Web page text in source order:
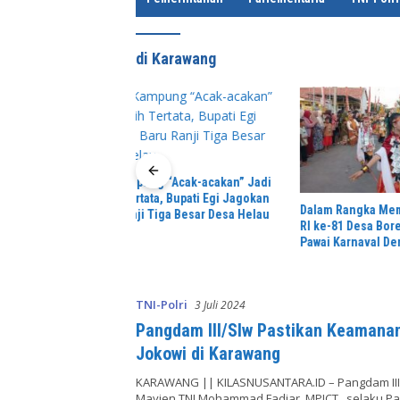
e
di Karawang
Dalam Rangka Memeriahkan HUT
RI ke-81 Desa Boreng Menggelar
H. Dedi
TNI-Polri 3 Juli 2024
Pangdam III/Slw Pastikan
Jokowi di Karawang
KARAWANG || KILASNUSANTARA.ID – Pangdam